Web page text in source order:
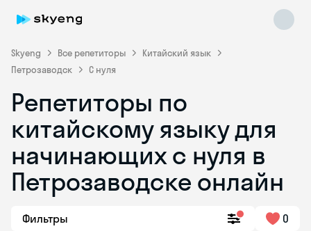
Skyeng Все репетиторы
Китайский язык
Петрозаводск
С нуля
Репетиторы по
китайскому языку для
начинающих с нуля в
Петрозаводске онлайн
Фильтры 0
Skyeng Chat
online